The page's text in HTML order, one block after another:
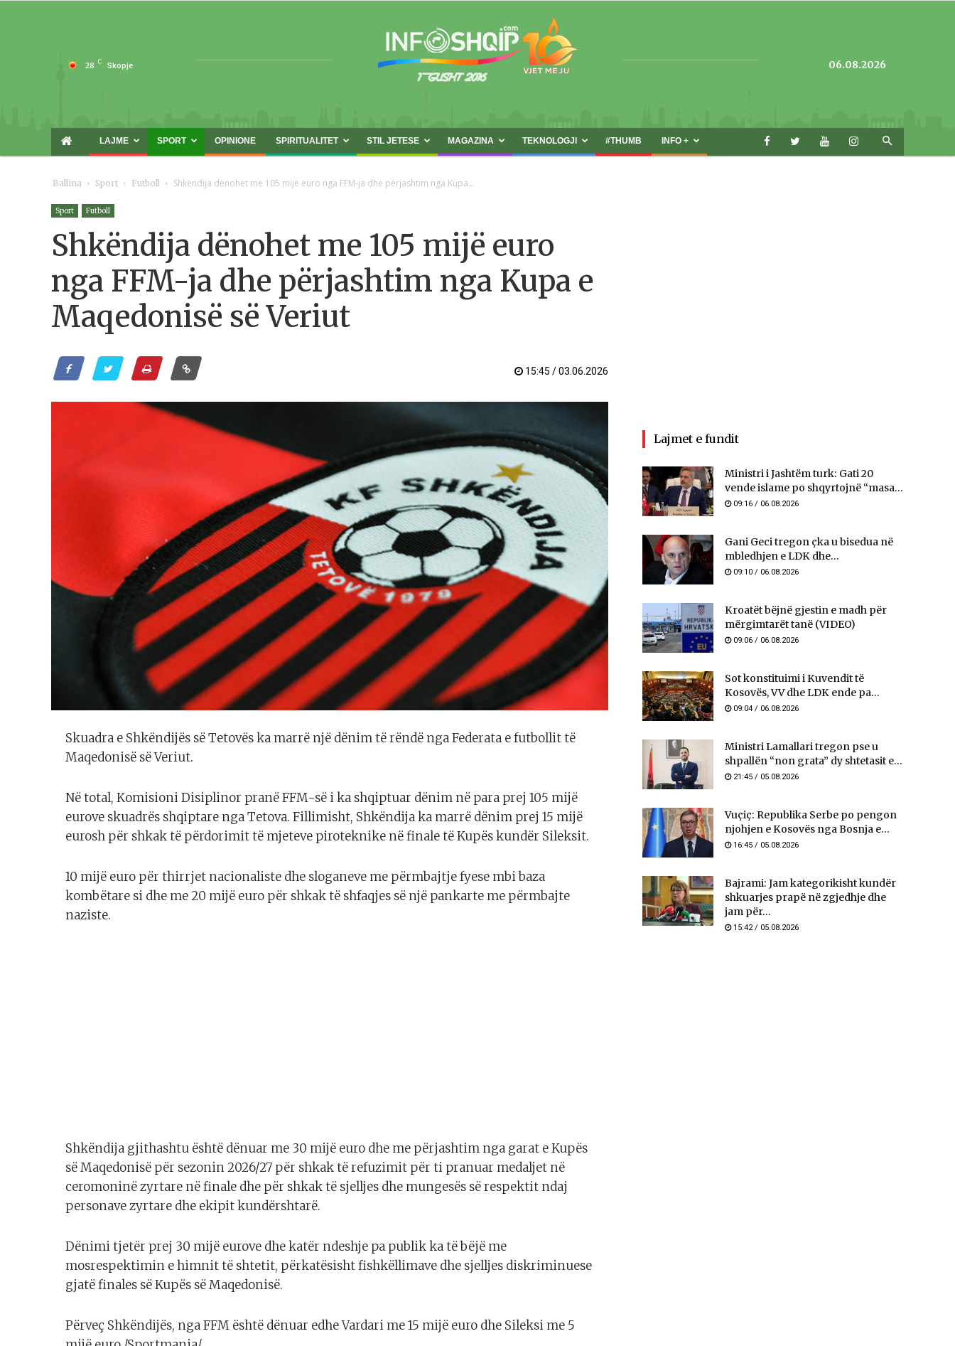
28 C Skopje
INFOSHQIP.COM
06.08.2026
LAJME SPORT OPINIONE SPIRITUALITET STIL JETESE MAGAZINA TEKNOLOGJI #THUMB INFO +
Ballina Sport Futboll Shkëndija dënohet me 105 mijë euro nga FFM-ja dhe përjashtim nga Kupa...
Sport Futboll
Shkëndija dënohet me 105 mijë euro
nga FFM-ja dhe përjashtim nga Kupa e
Maqedonisë së Veriut
15:45 / 03.06.2026
Skuadra e Shkëndijës së Tetovës ka marrë një dënim të rëndë nga Federata e futbollit të
Maqedonisë së Veriut.
Në total, Komisioni Disiplinor pranë FFM-së i ka shqiptuar dënim në para prej 105 mijë
eurove skuadrës shqiptare nga Tetova. Fillimisht, Shkëndija ka marrë dënim prej 15 mijë
eurosh për shkak të përdorimit të mjeteve piroteknike në finale të Kupës kundër Sileksit.
10 mijë euro për thirrjet nacionaliste dhe sloganeve me përmbajtje fyese mbi baza
kombëtare si dhe me 20 mijë euro për shkak të shfaqjes së një pankarte me përmbajte
naziste.
Shkëndija gjithashtu është dënuar me 30 mijë euro dhe me përjashtim nga garat e Kupës
së Maqedonisë për sezonin 2026/27 për shkak të refuzimit për ti pranuar medaljet në
ceromoninë zyrtare në finale dhe për shkak të sjelljes dhe mungesës së respektit ndaj
personave zyrtare dhe ekipit kundërshtarë.
Dënimi tjetër prej 30 mijë eurove dhe katër ndeshje pa publik ka të bëjë me
mosrespektimin e himnit të shtetit, përkatësisht fishkëllimave dhe sjelljes diskriminuese
gjatë finales së Kupës së Maqedonisë.
Përveç Shkëndijës, nga FFM është dënuar edhe Vardari me 15 mijë euro dhe Sileksi me 5
Lajmet e fundit
Ministri i Jashtëm turk: ​​Gati 20
vende islame po shqyrtojnë “masa...
09:16 / 06.08.2026
Gani Geci tregon çka u bisedua në
mbledhjen e LDK dhe...
09:10 / 06.08.2026
Kroatët bëjnë gjestin e madh për
mërgimtarët tanë (VIDEO)
09:06 / 06.08.2026
Sot konstituimi i Kuvendit të
Kosovës, VV dhe LDK ende pa...
09:04 / 06.08.2026
Ministri Lamallari tregon pse u
shpallën “non grata” dy shtetasit e...
21:45 / 05.08.2026
Vuçiç: Republika Serbe po pengon
njohjen e Kosovës nga Bosnja e...
16:45 / 05.08.2026
Bajrami: Jam kategorikisht kundër
shkuarjes prapë në zgjedhje dhe
jam për...
15:42 / 05.08.2026